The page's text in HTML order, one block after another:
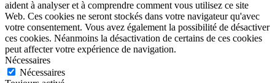
aident à analyser et à comprendre comment vous utilisez ce site
Web. Ces cookies ne seront stockés dans votre navigateur qu'avec
votre consentement. Vous avez également la possibilité de désactiver
ces cookies. Néanmoins la désactivation de certains de ces cookies
peut affecter votre expérience de navigation.
Nécessaires
Nécessaires